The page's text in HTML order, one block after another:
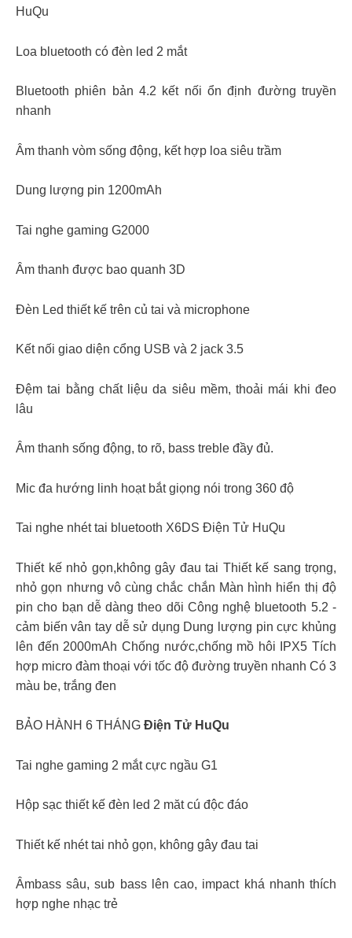
HuQu
Loa bluetooth có đèn led 2 mắt
Bluetooth phiên bản 4.2 kết nối ổn định đường truyền
nhanh
Âm thanh vòm sống động, kết hợp loa siêu trầm
Dung lượng pin 1200mAh
Tai nghe gaming G2000
Âm thanh được bao quanh 3D
Đèn Led thiết kế trên củ tai và microphone
Kết nối giao diện cổng USB và 2 jack 3.5
Đệm tai bằng chất liệu da siêu mềm, thoải mái khi đeo
lâu
Âm thanh sống động, to rõ, bass treble đầy đủ.
Mic đa hướng linh hoạt bắt giọng nói trong 360 độ
Tai nghe nhét tai bluetooth X6DS Điện Tử HuQu
Thiết kế nhỏ gọn,không gây đau tai Thiết kế sang trọng,
nhỏ gọn nhưng vô cùng chắc chắn Màn hình hiển thị độ
pin cho bạn dễ dàng theo dõi Công nghệ bluetooth 5.2 -
cảm biến vân tay dễ sử dụng Dung lượng pin cực khủng
lên đến 2000mAh Chống nước,chống mồ hôi IPX5 Tích
hợp micro đàm thoại với tốc độ đường truyền nhanh Có 3
màu be, trắng đen
BẢO HÀNH 6 THÁNG Điện Tử HuQu
Tai nghe gaming 2 mắt cực ngầu G1
Hộp sạc thiết kế đèn led 2 măt cú độc đáo
Thiết kế nhét tai nhỏ gọn, không gây đau tai
Âmbass sâu, sub bass lên cao, impact khá nhanh thích
hợp nghe nhạc trẻ